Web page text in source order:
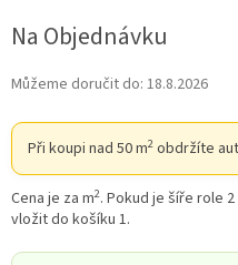
cena:
Na Objednávku
Můžeme doručit do: 18.8.2026
Při koupi nad 50 m2 obdržíte
Cena je za m2. Pokud je šíře role
vložit do košíku 1.